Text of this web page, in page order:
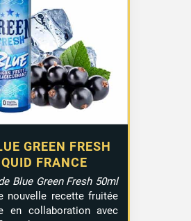
GREEN FRESH
FRANCE
Blue Green Fresh 50ml
nouvelle recette fruitée
en collaboration avec